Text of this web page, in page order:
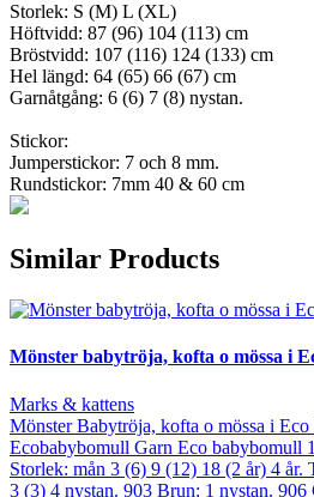
Storlek: S (M) L (XL)
Höftvidd: 87 (96) 104 (113) cm
Bröstvidd: 107 (116) 124 (133) cm
Hel längd: 64 (65) 66 (67) cm
Garnåtgång: 6 (6) 7 (8) nystan.
Stickor:
Jumperstickor: 7 och 8 mm.
Rundstickor: 7mm 40 & 60 cm
Similar Products
Mönster babytröja, kofta o mössa i
Marks & kattens
Mönster Babytröja, kofta o mössa i
Ecobabybomull Garn Eco babybomull
Storlek: mån 3 (6) 9 (12) 18 (2 år) 4 år.
3 (3) 4 nystan. 903 Brun: 1 nystan.